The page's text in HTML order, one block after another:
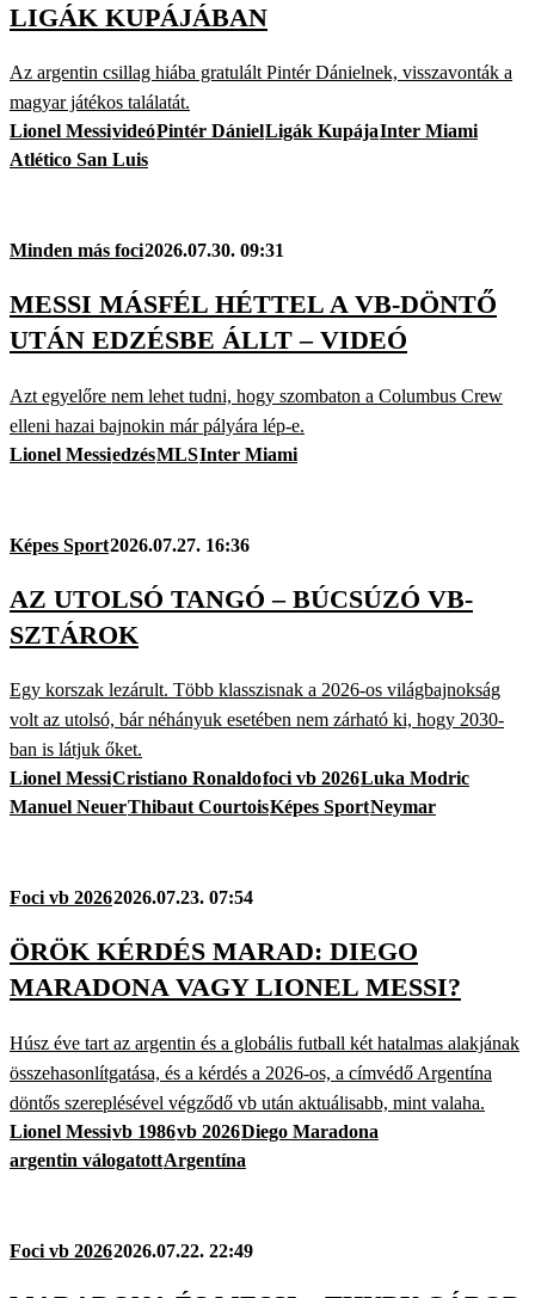
LIGÁK KUPÁJÁBAN
Az argentin csillag hiába gratulált Pintér Dánielnek, visszavonták a
magyar játékos találatát.
Lionel MessivideóPintér DánielLigák KupájaInter Miami
Atlético San Luis
Minden más foci2026.07.30. 09:31
MESSI MÁSFÉL HÉTTEL A VB-DÖNTŐ
UTÁN EDZÉSBE ÁLLT – VIDEÓ
Azt egyelőre nem lehet tudni, hogy szombaton a Columbus Crew
elleni hazai bajnokin már pályára lép-e.
Lionel MessiedzésMLSInter Miami
Képes Sport2026.07.27. 16:36
AZ UTOLSÓ TANGÓ – BÚCSÚZÓ VB-
SZTÁROK
Egy korszak lezárult. Több klasszisnak a 2026-os világbajnokság
volt az utolsó, bár néhányuk esetében nem zárható ki, hogy 2030-
ban is látjuk őket.
Lionel MessiCristiano Ronaldofoci vb 2026Luka Modric
Manuel NeuerThibaut CourtoisKépes SportNeymar
Foci vb 20262026.07.23. 07:54
ÖRÖK KÉRDÉS MARAD: DIEGO
MARADONA VAGY LIONEL MESSI?
Húsz éve tart az argentin és a globális futball két hatalmas alakjának
összehasonlítgatása, és a kérdés a 2026-os, a címvédő Argentína
döntős szereplésével végződő vb után aktuálisabb, mint valaha.
Lionel Messivb 1986vb 2026Diego Maradona
argentin válogatottArgentína
Foci vb 20262026.07.22. 22:49